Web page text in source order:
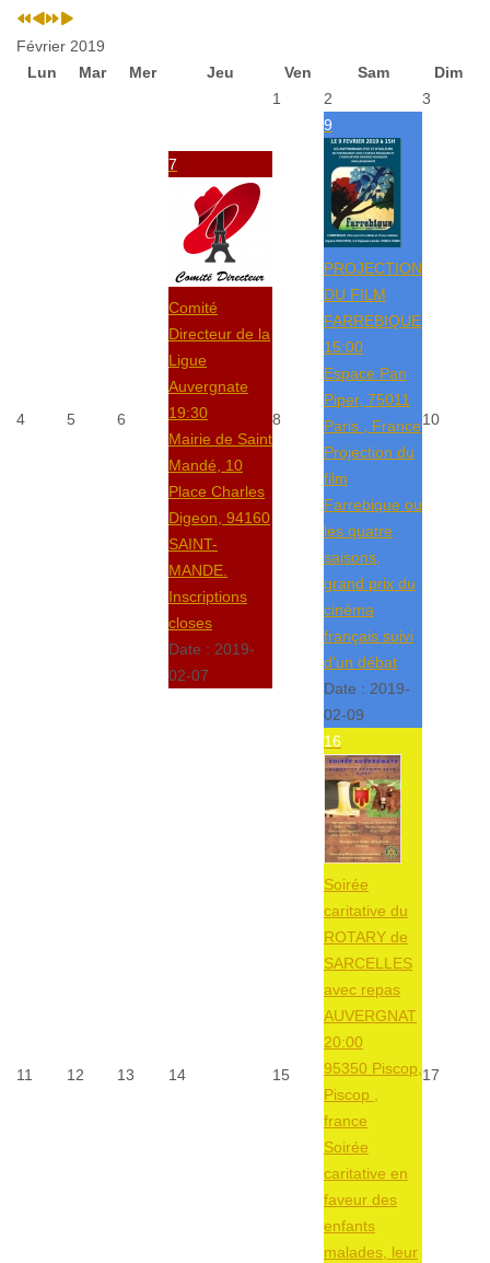
Février 2019
Lun
Mar Mer Jeu Ven Sam
Dim
1
2 3
4 5 6
7
Comité
Directeur de la
Ligue
Auvergnate
19:30
Mairie de Saint
Mandé, 10
Place Charles
Digeon, 94160
SAINT-
MANDE.
Inscriptions
closes
Date : 2019-
02-07
8
9
PROJECTION
DU FILM
FARREBIQUE
15:00
Espace Pan
Piper, 75011
Paris , France
Projection du
film
Farrebique ou
les quatre
saisons,
grand prix du
cinéma
français suivi
d'un débat
Date : 2019-
02-09
10
11 12 13 14 15
16
Soirée
caritative du
ROTARY de
SARCELLES
avec repas
AUVERGNAT
20:00
95350 Piscop,
Piscop ,
france
Soirée
caritative en
faveur des
enfants
malades, leur
17